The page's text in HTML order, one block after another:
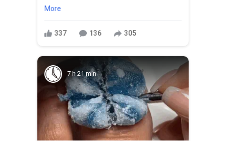
More
337 136 305
7 h 21 min